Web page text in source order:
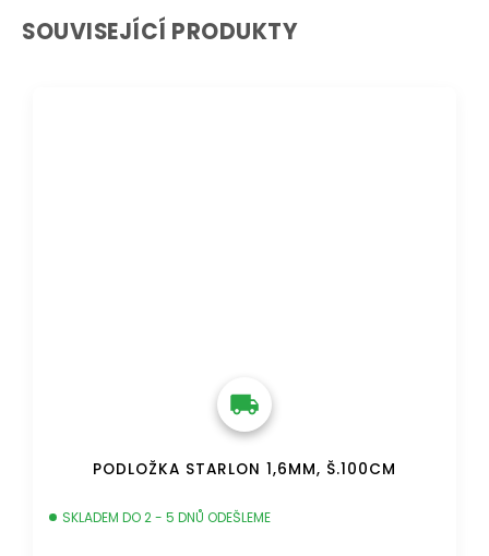
SOUVISEJÍCÍ PRODUKTY
PODLOŽKA STARLON 1,6MM, Š.100CM
SKLADEM DO 2 - 5 DNŮ ODEŠLEME